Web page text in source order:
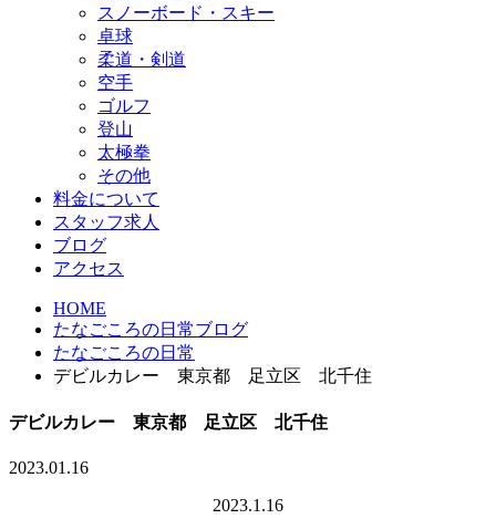
スノーボード・スキー
卓球
柔道・剣道
空手
ゴルフ
登山
太極拳
その他
料金について
スタッフ求人
ブログ
アクセス
HOME
たなごころの日常ブログ
たなごころの日常
デビルカレー 東京都 足立区 北千住
デビルカレー 東京都 足立区 北千住
2023.01.16
2023.1.16